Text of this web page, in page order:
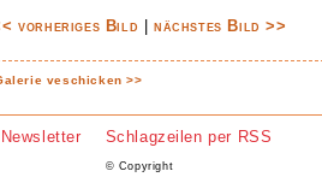
vorheriges Bild
nächstes Bild >>
veschicken >>
Newsletter Schlagzeilen per RSS
© Copyright